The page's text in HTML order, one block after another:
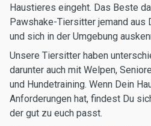
Haustieres eingeht. Das Beste
Pawshake-Tiersitter jemand aus
und sich in der Umgebung
Unsere Tiersitter haben
darunter auch mit Welpen,
und Hundetraining. Wenn Dein
Anforderungen hat, findest Du
der gut zu euch passt.